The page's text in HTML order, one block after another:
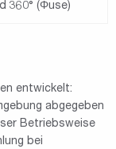
360° (Φuse)
entwickelt:
abgegeben
Betriebsweise
bei